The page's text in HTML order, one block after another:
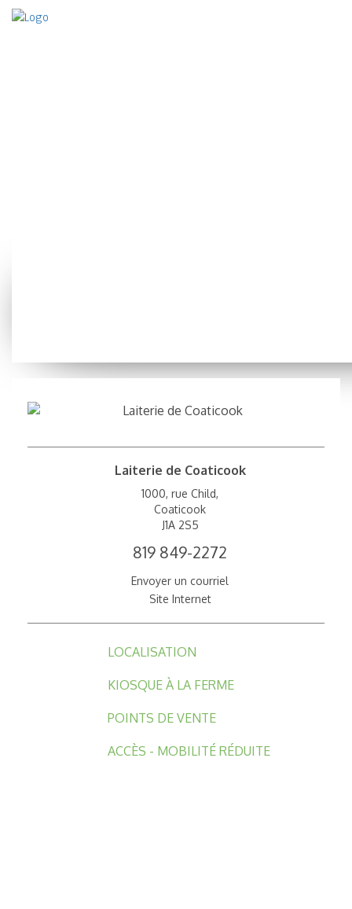
Laiterie de Coaticook
1000, rue Child,
Coaticook
J1A 2S5
819 849-2272
Envoyer un courriel
Site Internet
LOCALISATION
KIOSQUE À LA FERME
POINTS DE VENTE
ACCÈS - MOBILITÉ RÉDUITE